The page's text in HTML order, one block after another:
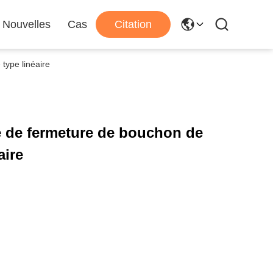
Nouvelles Cas Citation
type linéaire
fermeture de bouchon de